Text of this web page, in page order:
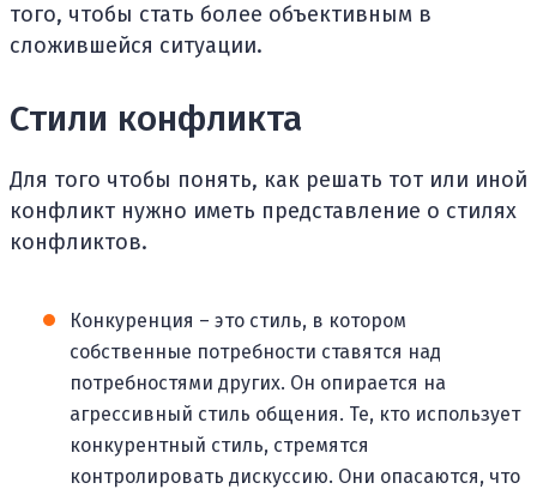
того, чтобы стать более объективным в
сложившейся ситуации.
Стили конфликта
Для того чтобы понять, как решать тот или иной
конфликт нужно иметь представление о стилях
конфликтов.
Конкуренция – это стиль, в котором
собственные потребности ставятся над
потребностями других. Он опирается на
агрессивный стиль общения. Те, кто использует
конкурентный стиль, стремятся
контролировать дискуссию. Они опасаются, что